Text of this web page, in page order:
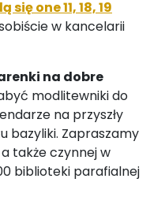
one 11, 18, 19
w kancelarii
na dobre
modlitewniki do
na przyszły
bazyliki. Zapraszamy
także czynnej w
biblioteki parafialnej